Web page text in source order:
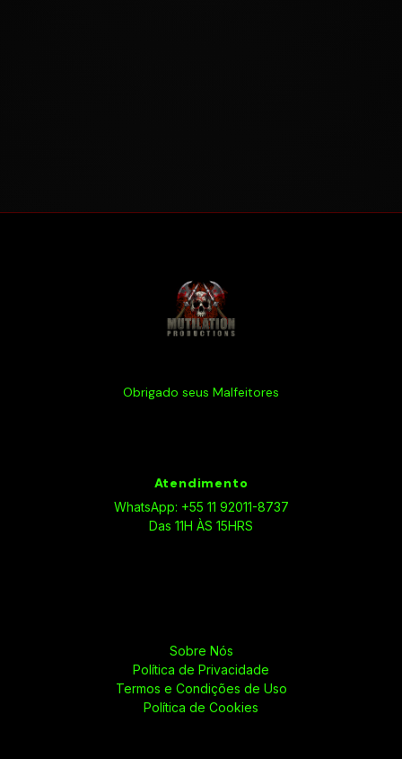
Obrigado seus Malfeitores
Atendimento
WhatsApp: +55 11 92011-8737
Das 11H ÀS 15HRS
Sobre Nós
Política de Privacidade
Termos e Condições de Uso
Política de Cookies